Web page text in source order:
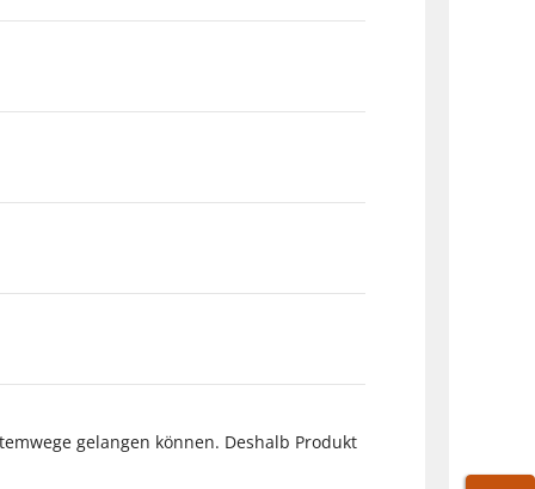
gelangen können. Deshalb Produkt